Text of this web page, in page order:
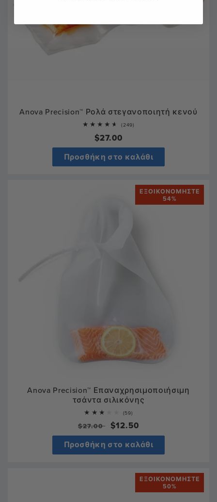
Anova Precision™ Ρολά στεγανοποιητή κενού
(249)
Κανονική
τιμή
$27.00
Προσθήκη στο καλάθι
ΕΞΟΙΚΟΝΟΜΉΣΤΕ
54%
Anova Precision™ Επαναχρησιμοποιήσιμη
τσάντα σιλικόνης
(59)
reviews
Κανονική
τιμή
$27.00 Τιμή
πώλησης
$12.50
Προσθήκη στο καλάθι
ΕΞΟΙΚΟΝΟΜΉΣΤΕ
50%